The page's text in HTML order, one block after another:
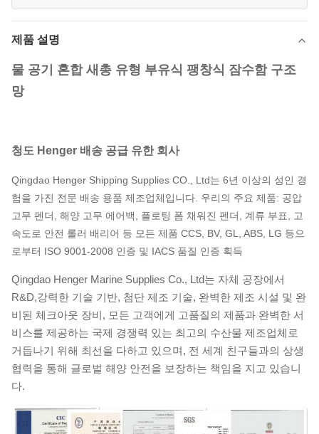
제품 설명
물 공기 혼합 새총 유형 부유식 팽창식 잠수함 구조
망
청도 Henger 배송 공급 유한 회사
Qingdao Henger Shipping Supplies CO., Ltd는 6년 이상의 성인 경
험을 가진 전문 배송 용품 제조업체입니다. 우리의 주요 제품: 공압
고무 펜더, 해양 고무 에어백, 플로팅 폼 채워진 펜더, 계류 부표, 고
속도로 안전 롤러 배리어 등 모든 제품 CCS, BV, GL, ABS, LG 등으
로부터 ISO 9001-2008 인증 및 IACS 품질 인증 획득
Qingdao Henger Marine Supplies Co., Ltd는 자체 공장에서
R&D,강력한 기술 기반, 첨단 제조 기술, 완벽한 제조 시설 및 완
비된 체크아웃 장비, 모든 고객에게 고품질의 제품과 완벽한 서
비스를 제공하는 국제 경쟁력 있는 최고의 수산물 제조업체로
거듭나기 위해 최선을 다하고 있으며, 전 세계 친구들과의 상생
협력을 통해 글로벌 해양 안전을 보장하는 책임을 지고 있습니
다.